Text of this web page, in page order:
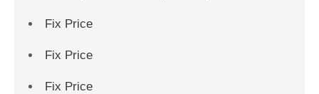
Fix Price
Fix Price
Fix Price